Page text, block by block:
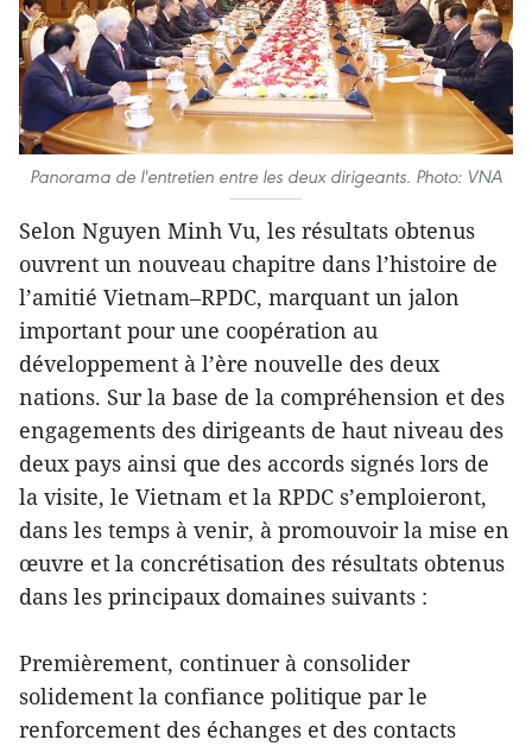
Panorama de l'entretien entre les deux dirigeants. Photo: VNA
Selon Nguyen Minh Vu, les résultats obtenus
ouvrent un nouveau chapitre dans l’histoire de
l’amitié Vietnam–RPDC, marquant un jalon
important pour une coopération au
développement à l’ère nouvelle des deux
nations. Sur la base de la compréhension et des
engagements des dirigeants de haut niveau des
deux pays ainsi que des accords signés lors de
la visite, le Vietnam et la RPDC s’emploieront,
dans les temps à venir, à promouvoir la mise en
œuvre et la concrétisation des résultats obtenus
dans les principaux domaines suivants :
Premièrement, continuer à consolider
solidement la confiance politique par le
renforcement des échanges et des contacts